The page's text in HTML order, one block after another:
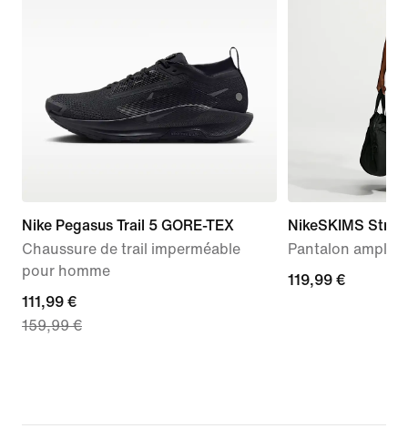
Nike Pegasus Trail 5 GORE-TEX
Chaussure de trail imperméable
pour homme
current
price
159,99 €
111,99 €
159,99 €
NikeSKIMS
Pantalon ample
119,99 €
119,99 €